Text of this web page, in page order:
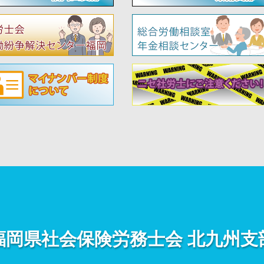
岡県社会保険労務士会北九州支